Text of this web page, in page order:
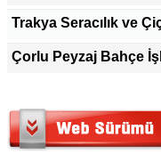
Trakya Seracılık ve
Çorlu Peyzaj Bahçe